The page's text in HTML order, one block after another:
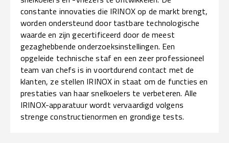
constante innovaties die IRINOX op de markt brengt,
worden ondersteund door tastbare technologische
waarde en zijn gecertificeerd door de meest
gezaghebbende onderzoeksinstellingen. Een
opgeleide technische staf en een zeer professioneel
team van chefs is in voortdurend contact met de
klanten, ze stellen IRINOX in staat om de functies en
prestaties van haar snelkoelers te verbeteren. Alle
IRINOX-apparatuur wordt vervaardigd volgens
strenge constructienormen en grondige tests.